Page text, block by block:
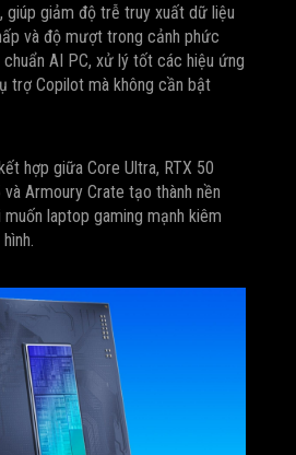
giúp giảm độ trễ truy xuất dữ liệu
và độ mượt trong cảnh phức
AI PC, xử lý tốt các hiệu ứng
trợ Copilot mà không cần bật
hợp giữa Core Ultra, RTX 50
Armoury Crate tạo thành nền
laptop gaming mạnh kiêm